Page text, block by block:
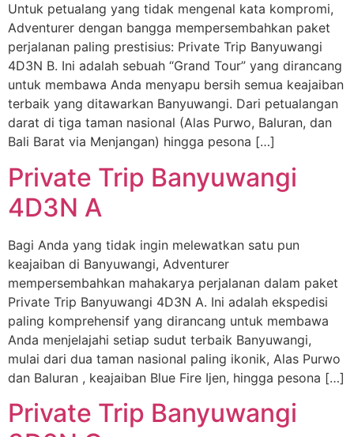
Untuk petualang yang tidak mengenal kata kompromi,
Adventurer dengan bangga mempersembahkan paket
perjalanan paling prestisius: Private Trip Banyuwangi
4D3N B. Ini adalah sebuah “Grand Tour” yang dirancang
untuk membawa Anda menyapu bersih semua keajaiban
terbaik yang ditawarkan Banyuwangi. Dari petualangan
darat di tiga taman nasional (Alas Purwo, Baluran, dan
Bali Barat via Menjangan) hingga pesona […]
Private Trip Banyuwangi
4D3N A
Bagi Anda yang tidak ingin melewatkan satu pun
keajaiban di Banyuwangi, Adventurer
mempersembahkan mahakarya perjalanan dalam paket
Private Trip Banyuwangi 4D3N A. Ini adalah ekspedisi
paling komprehensif yang dirancang untuk membawa
Anda menjelajahi setiap sudut terbaik Banyuwangi,
mulai dari dua taman nasional paling ikonik, Alas Purwo
dan Baluran , keajaiban Blue Fire Ijen, hingga pesona […]
Private Trip Banyuwangi